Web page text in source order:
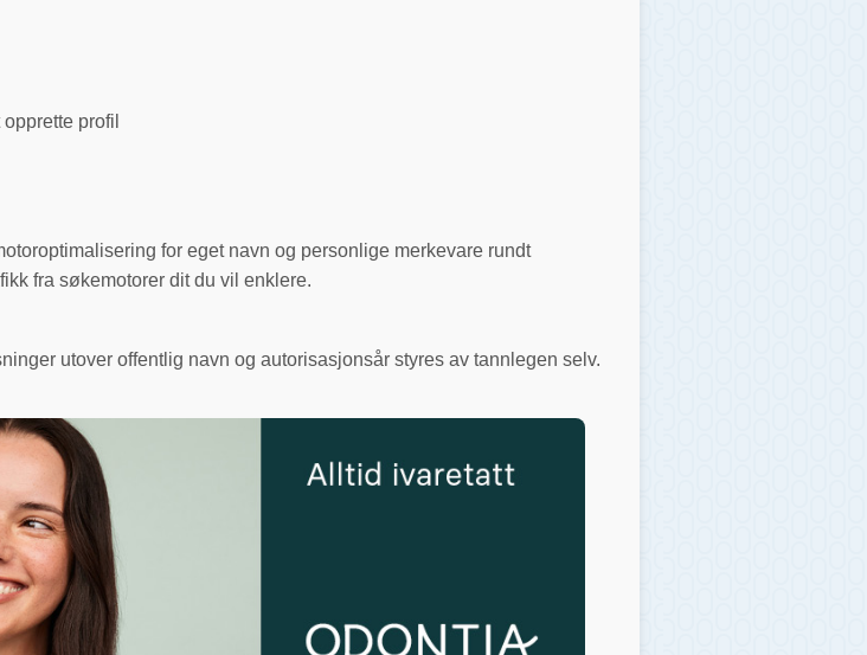
profil
for eget navn og personlige merkevare rundt
fra søkemotorer dit du vil enklere.
utover offentlig navn og autorisasjonsår styres av tannlegen selv.